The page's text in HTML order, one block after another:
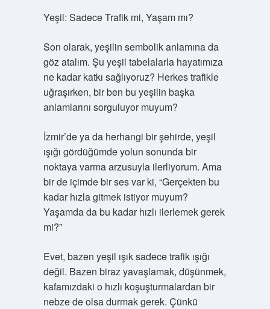
Yeşil: Sadece Trafik mi, Yaşam mı?
Son olarak, yeşilin sembolik anlamına da
göz atalım. Şu yeşil tabelalarla hayatımıza
ne kadar katkı sağlıyoruz? Herkes trafikle
uğraşırken, bir ben bu yeşilin başka
anlamlarını sorguluyor muyum?
İzmir’de ya da herhangi bir şehirde, yeşil
ışığı gördüğümde yolun sonunda bir
noktaya varma arzusuyla ilerliyorum. Ama
bir de içimde bir ses var ki, “Gerçekten bu
kadar hızla gitmek istiyor muyum?
Yaşamda da bu kadar hızlı ilerlemek gerek
mi?”
Evet, bazen yeşil ışık sadece trafik ışığı
değil. Bazen biraz yavaşlamak, düşünmek,
kafamızdaki o hızlı koşuşturmalardan bir
nebze de olsa durmak gerek. Çünkü